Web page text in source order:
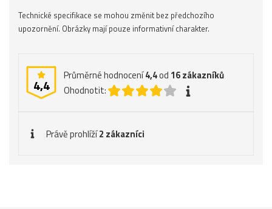
Technické specifikace se mohou změnit bez předchozího
upozornění. Obrázky mají pouze informativní charakter.
4,4
Průměrné hodnocení4,4od 16zákazníků
Ohodnotit:
Právě prohlíží2 zákazníci